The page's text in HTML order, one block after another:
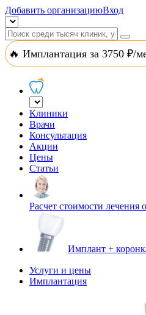
Добавить организациюВход
🔥 Имплантация за 3750 ₽/
Клиники
Врачи
Консультация
Акции
Цены
Статьи
Расчет стоимости лечения
Имплант +
Услуги и цены
Имплантация